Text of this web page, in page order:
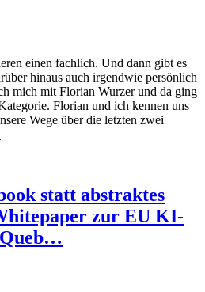
einen fachlich. Und dann gibt es
hinaus auch irgendwie persönlich
mich mit Florian Wurzer und da ging
Florian und ich kennen uns
Wege über die letzten zwei
statt abstraktes
zur EU KI-